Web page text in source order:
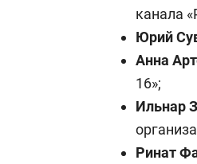
канала
Юрий
Анна
16»;
Ильнар
Ринат